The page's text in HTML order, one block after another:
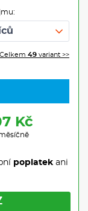
Celkem 49 variant >>
Kč
poplatekani